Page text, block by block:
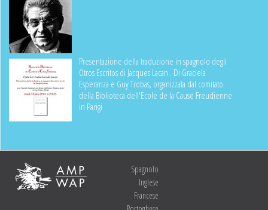
Presentazione della traduzione in spagnolo degli
Otros Escritos di Jacques Lacan . Di Graciela
Esperanza e Guy Trobas, organizzata dal comitato
della Biblioteca dell'Ecole de la Cause Freudienne
in Parigi
Spagnolo
Inglese
Francese